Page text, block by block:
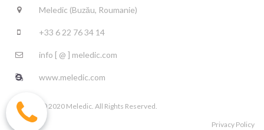
 Meledic (Buzău, Roumanie)
 +33 6 22 76 34 14
 info [ @ ] meledic.com
 www.meledic.com
Copyright © 2020 Meledic. All Rights Reserved.
Privacy Policy